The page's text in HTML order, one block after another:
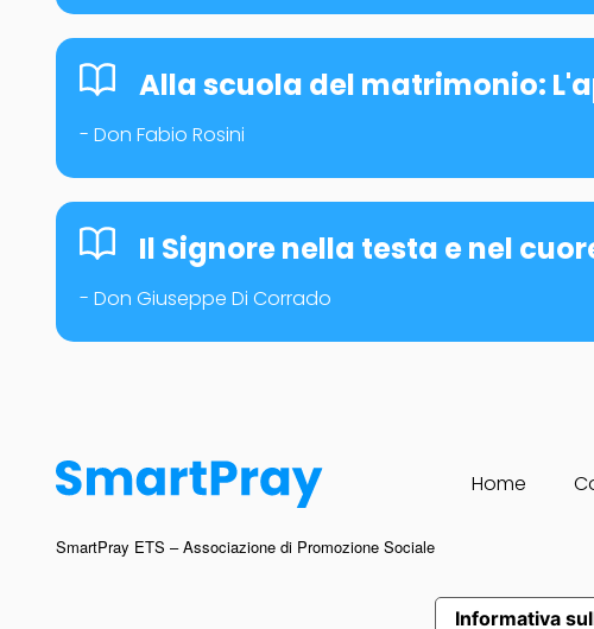
Alla scuola del matrimonio:
- Don Fabio Rosini
Il Signore nella testa e nel
- Don Giuseppe Di Corrado
Home
SmartPray ETS – Associazione di Promozione Sociale
Informativa